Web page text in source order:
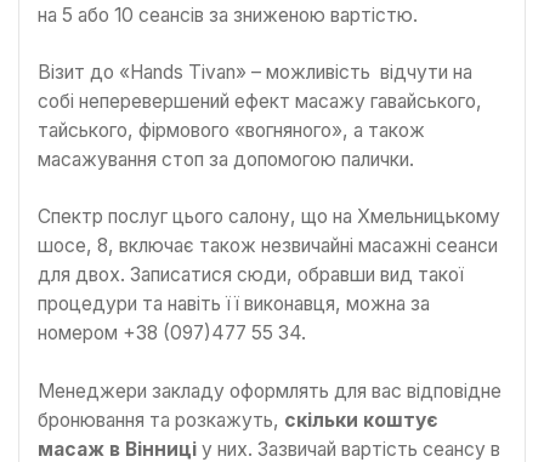
на 5 або 10 сеансів за зниженою вартістю.
Візит до «Hands Tivan» – можливість відчути на
собі неперевершений ефект масажу гавайського,
тайського, фірмового «вогняного», а також
масажування стоп за допомогою палички.
Спектр послуг цього салону, що на Хмельницькому
шосе, 8, включає також незвичайні масажні сеанси
для двох. Записатися сюди, обравши вид такої
процедури та навіть її виконавця, можна за
номером +38 (097)477 55 34.
Менеджери закладу оформлять для вас відповідне
бронювання та розкажуть, скільки коштує
масаж в Вінниці у них. Зазвичай вартість сеансу в